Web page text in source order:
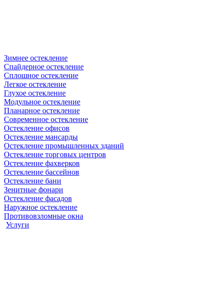
Зимнее остекление
Спайдерное остекление
Сплошное остекление
Легкое остекление
Глухое остекление
Модульное остекление
Планарное остекление
Современное остекление
Остекление офисов
Остекление мансарды
Остекление промышленных зданий
Остекление торговых центров
Остекление фахверков
Остекление бассейнов
Остекление бани
Зенитные фонари
Остекление фасадов
Наружное остекление
Противовзломные окна
Услуги